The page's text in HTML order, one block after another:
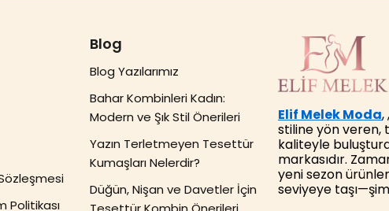
Politikası
Blog
Blog Yazılarımız
Bahar Kombinleri Kadın:
Modern ve Şık Stil Önerileri
Yazın Terletmeyen Tesettür
Kumaşları Nelerdir?
Düğün, Nişan ve Davetler İçin
Elif Melek Moda,
stiline yön veren,
kaliteyle
markasıdır.
yeni sezon
seviyeye